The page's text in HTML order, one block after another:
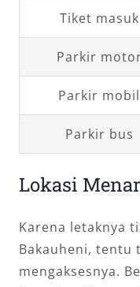
Tiket masuk
Parkir
Parkir mobil
Parkir bus
Lokasi
Karena letaknya
Bakauheni, tentu
mengaksesnya.